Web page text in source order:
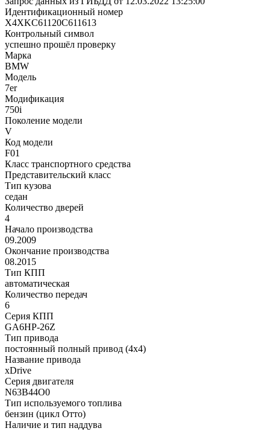
Идентификационный номер
X4XKC61120C611613
Контрольный символ
успешно прошёл проверку
Марка
BMW
Модель
7er
Модификация
750i
Поколение модели
V
Код модели
F01
Класс транспортного средства
Представительский класс
Тип кузова
седан
Количество дверей
4
Начало производства
09.2009
Окончание производства
08.2015
Тип КПП
автоматическая
Количество передач
6
Серия КПП
GA6HP-26Z
Тип привода
постоянный полный привод (4x4)
Название привода
xDrive
Серия двигателя
N63B44O0
Тип используемого топлива
бензин (цикл Отто)
Наличие и тип наддува